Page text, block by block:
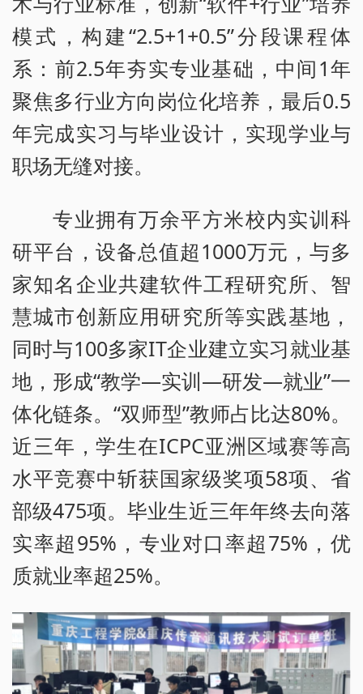
模式，构建“2.5+1+0.5”分段课程体
系：前2.5年夯实专业基础，中间1年
聚焦多行业方向岗位化培养，最后0.5
年完成实习与毕业设计，实现学业与
职场无缝对接。
专业拥有万余平方米校内实训科
研平台，设备总值超1000万元，与多
家知名企业共建软件工程研究所、智
慧城市创新应用研究所等实践基地，
同时与100多家IT企业建立实习就业基
地，形成“教学—实训—研发—就业”一
体化链条。“双师型”教师占比达80%。
近三年，学生在ICPC亚洲区域赛等高
水平竞赛中斩获国家级奖项58项、省
部级475项。毕业生近三年年终去向落
实率超95%，专业对口率超75%，优
质就业率超25%。